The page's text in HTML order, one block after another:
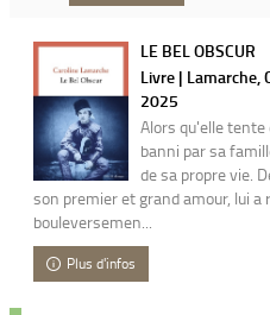
LE BEL OBSCUR
Livre | Lamarche,
2025
Alors qu'elle
banni par sa
de sa propre vie.
son premier et grand amour, lui a
bouleversemen...
Plus d'infos